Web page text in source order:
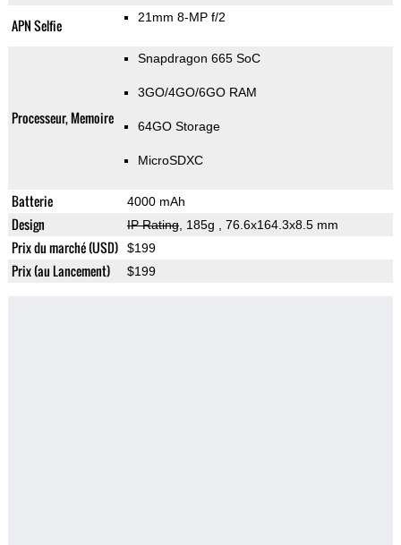
APN Selfie 21mm 8-MP f/2
Processeur, Memoire
Snapdragon 665 SoC
3GO/4GO/6GO RAM
64GO Storage
MicroSDXC
Batterie 4000 mAh
Design IP Rating, 185g , 76.6x164.3x8.5 mm
Prix du marché (USD) $199
Prix (au Lancement) $199